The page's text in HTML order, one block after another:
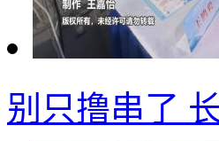
别只撸串了